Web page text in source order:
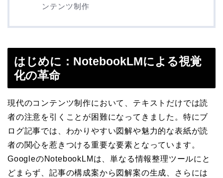
ンテンツ制作
はじめに：NotebookLMによる視覚
化の革命
現代のコンテンツ制作において、テキストだけでは読
者の注意を引くことが困難になってきました。特にブ
ログ記事では、わかりやすい図解や魅力的な表紙が読
者の関心を惹きつける重要な要素となっています。
GoogleのNotebookLMは、単なる情報整理ツールにと
どまらず、記事の構成案から図解案の生成、さらには